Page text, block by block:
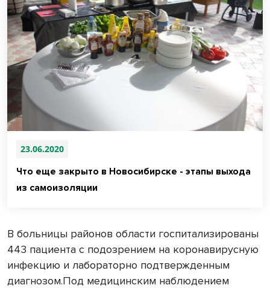
23.06.2020
Что еще закрыто в Новосибирске - этапы выхода
из самоизоляции
В больницы районов области госпитализированы
443 пациента с подозрением на коронавирусную
инфекцию и лабораторно подтвержденным
диагнозом.Под медицинским наблюдением